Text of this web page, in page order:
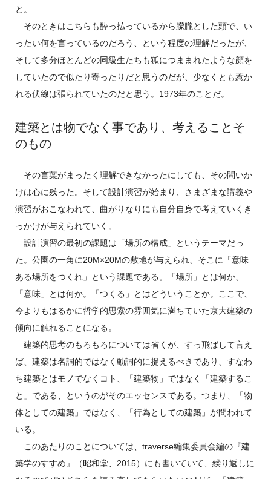
と。
そのときはこちらも酔っ払っているから朦朧とした頭で、い
ったい何を言っているのだろう、という程度の理解だったが、
そして多分ほとんどの同級生たちも狐につままれたような顔を
していたので似たり寄ったりだと思うのだが、少なくとも惹か
れる伏線は張られていたのだと思う。1973年のことだ。
建築とは物でなく事であり、考えることそ
のもの
その言葉がまったく理解できなかったにしても、その問いか
けは心に残った。そして設計演習が始まり、さまざまな講義や
演習がおこなわれて、曲がりなりにも自分自身で考えていくき
っかけが与えられていく。
設計演習の最初の課題は「場所の構成」というテーマだっ
た。公園の一角に20M×20Mの敷地が与えられ、そこに「意味
ある場所をつくれ」という課題である。「場所」とは何か、
「意味」とは何か。「つくる」とはどういうことか。ここで、
今よりもはるかに哲学的思索の雰囲気に満ちていた京大建築の
傾向に触れることになる。
建築的思考のもろもろについては省くが、すっ飛ばして言え
ば、建築は名詞的ではなく動詞的に捉えるべきであり、すなわ
ち建築とはモノでなくコト、「建築物」ではなく「建築するこ
と」である、というのがそのエッセンスである。つまり、「物
体としての建築」ではなく、「行為としての建築」が問われて
いる。
このあたりのことについては、traverse編集委員会編の『建
築学のすすめ』（昭和堂、2015）にも書いていて、繰り返しに